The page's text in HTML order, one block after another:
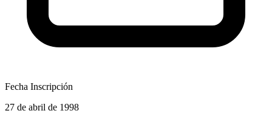
Fecha Inscripción
27 de abril de 1998